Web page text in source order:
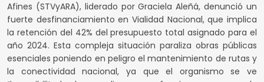
Afines (STVyARA), liderado por Graciela Aleñá, denunció un
fuerte desfinanciamiento en Vialidad Nacional, que implica
la retención del 42% del presupuesto total asignado para el
año 2024. Esta compleja situación paraliza obras públicas
esenciales poniendo en peligro el mantenimiento de rutas y
la conectividad nacional, ya que el organismo se ve